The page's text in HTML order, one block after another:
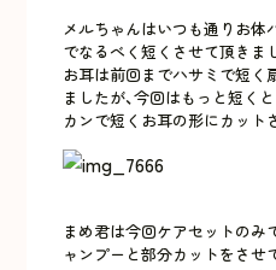
メルちゃんはいつも通りお体
でなるべく短くさせて頂きま
お耳は前回までハサミで短く
ましたが、今回はもっと短く
カンで短くお耳の形にカット
まめ君は今回ケアセットのみ
ャンプーと部分カットをさ